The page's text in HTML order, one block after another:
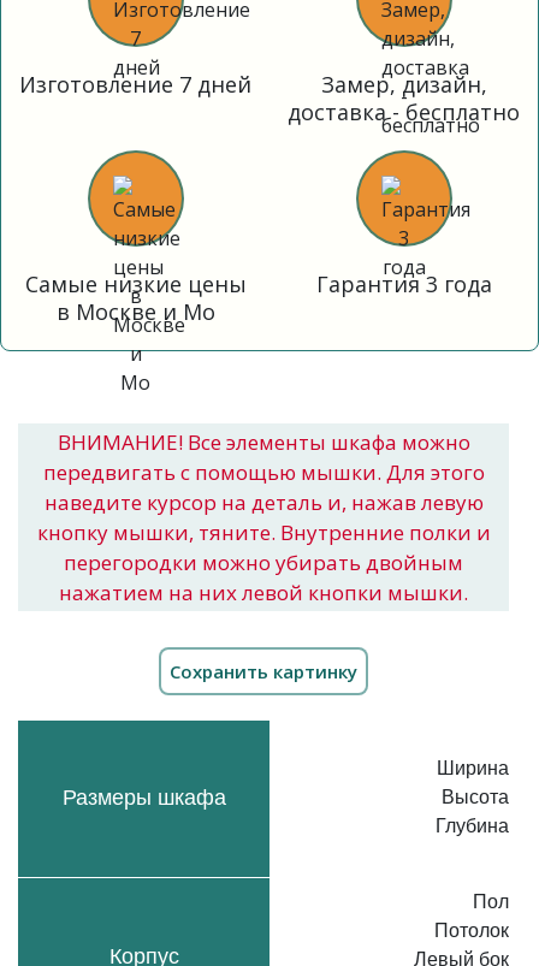
Изготовление 7 дней
Замер, дизайн,
доставка - бесплатно
Самые низкие цены
в Москве и Мо
Гарантия 3 года
ВНИМАНИЕ! Все элементы шкафа можно
передвигать с помощью мышки. Для этого
наведите курсор на деталь и, нажав левую
кнопку мышки, тяните. Внутренние полки и
перегородки можно убирать двойным
нажатием на них левой кнопки мышки.
Размеры шкафа
Корпус
Ширина
Высота
Глубина
Пол
Потолок
Левый бок